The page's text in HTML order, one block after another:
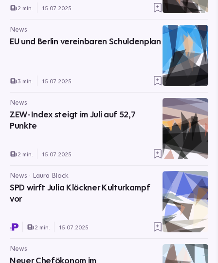
2 min. 15.07.2025
News
EU und Berlin vereinbaren Schuldenplan
3 min. 15.07.2025
News
ZEW-Index steigt im Juli auf 52,7
Punkte
2 min. 15.07.2025
News · Laura Block
SPD wirft Julia Klöckner Kulturkampf
vor
2 min. 15.07.2025
News
Neuer Chefökonom im